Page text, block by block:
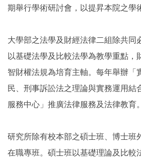
期舉行學術研討會，以提昇本院之學
大學部之法學及財經法律二組除共同
以基礎法學及比較法學為教學重點，
智財權法規為培育主軸。每年舉辦「
民、刑事訴訟法之理論與實務運用結
服務中心」推廣法律服務及法律教育。
研究所除有校本部之碩士班、博士班
在職專班。碩士班以基礎理論及比較